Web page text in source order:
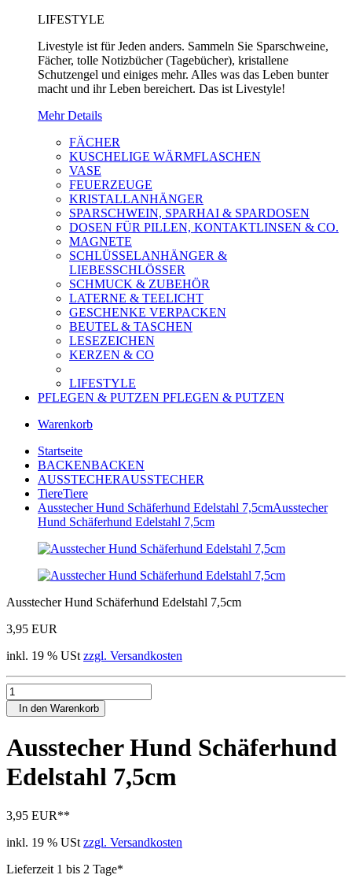
LIFESTYLE
Livestyle ist für Jeden anders. Sammeln Sie Sparschweine,
Fächer, tolle Notizbücher (Tagebücher), kristallene
Schutzengel und einiges mehr. Alles was das Leben bunter
macht und ihr Leben bereichert. Das ist Livestyle!
Mehr Details
FÄCHER
KUSCHELIGE WÄRMFLASCHEN
VASE
FEUERZEUGE
KRISTALLANHÄNGER
SPARSCHWEIN, SPARHAI & SPARDOSEN
DOSEN FÜR PILLEN, KONTAKTLINSEN & CO.
MAGNETE
SCHLÜSSELANHÄNGER &
LIEBESSCHLÖSSER
SCHMUCK & ZUBEHÖR
LATERNE & TEELICHT
GESCHENKE VERPACKEN
BEUTEL & TASCHEN
LESEZEICHEN
KERZEN & CO
LIFESTYLE
PFLEGEN & PUTZEN PFLEGEN & PUTZEN
Warenkorb
Startseite
BACKENBACKEN
AUSSTECHERAUSSTECHER
TiereTiere
Ausstecher Hund Schäferhund Edelstahl 7,5cmAusstecher
Hund Schäferhund Edelstahl 7,5cm
Ausstecher Hund Schäferhund Edelstahl 7,5cm
3,95 EUR
inkl. 19 % USt zzgl. Versandkosten
In den Warenkorb
Ausstecher Hund Schäferhund
Edelstahl 7,5cm
3,95 EUR**
inkl. 19 % USt zzgl. Versandkosten
Lieferzeit 1 bis 2 Tage*